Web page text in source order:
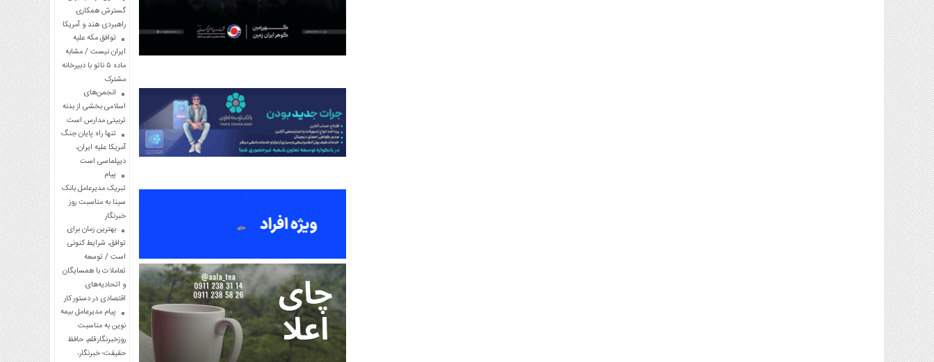
گسترش همکاری
راهبردی هند و آمریکا
توافق مکه علیه
ایران نیست / مشابه
ماده ۵ ناتو با دبیرخانه
مشترک
انجمن‌های
اسلامی بخشی از بدنه
تربیتی مدارس است
تنها راه پایان جنگ
آمریکا علیه ایران،
دیپلماسی است
پیام
تبریک مدیرعامل بانک
سینا به مناسبت روز
خبرنگار
بهترین زمان برای
توافق، شرایط کنونی
است / توسعه
تعاملات با همسایگان
و اتحادیه‌های
اقتصادی در دستور کار
پیام مدیرعامل بیمه
نوین به مناسبت
روزخبرنگار:قلم، حافظ
حقیقت؛ خبرنگار،